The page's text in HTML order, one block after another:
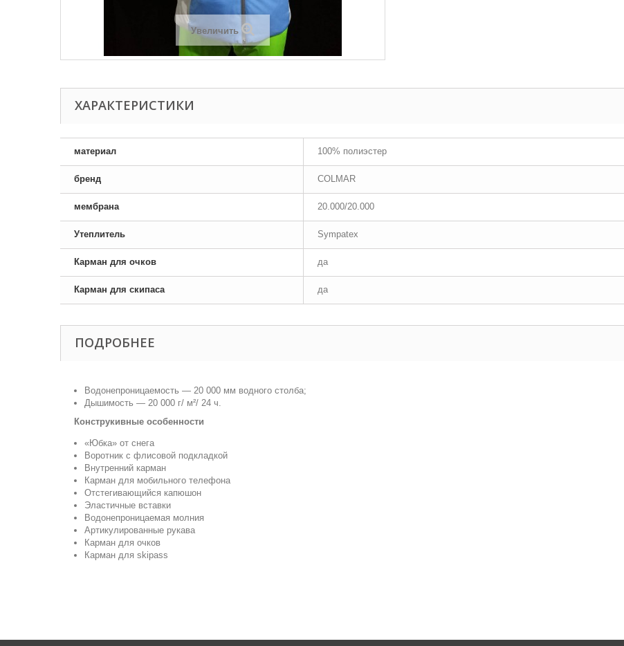
Увеличить
ХАРАКТЕРИСТИКИ
материал 100% полиэстер
бренд COLMAR
мембрана 20.000/20.000
Утеплитель Sympatex
Карман для очков да
Карман для скипаса да
ПОДРОБНЕЕ
Водонепроницаемость — 20 000 мм водного столба;
Дышимость — 20 000 г/ м²/ 24 ч.
Конструкивные особенности
«Юбка» от снега
Воротник с флисовой подкладкой
Внутренний карман
Карман для мобильного телефона
Отстегивающийся капюшон
Эластичные вставки
Водонепроницаемая молния
Артикулированные рукава
Карман для очков
Карман для skipass